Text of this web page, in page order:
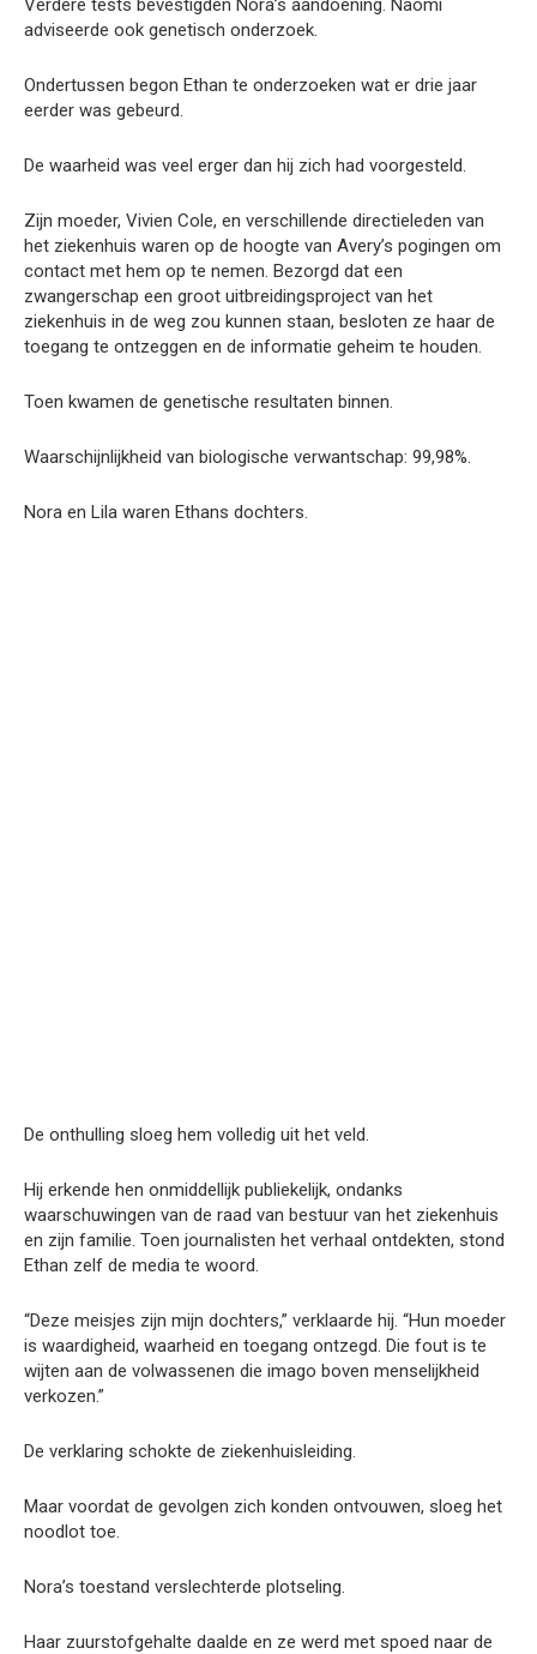
Verdere tests bevestigden Nora’s aandoening. Naomi
adviseerde ook genetisch onderzoek.
Ondertussen begon Ethan te onderzoeken wat er drie jaar
eerder was gebeurd.
De waarheid was veel erger dan hij zich had voorgesteld.
Zijn moeder, Vivien Cole, en verschillende directieleden van
het ziekenhuis waren op de hoogte van Avery’s pogingen om
contact met hem op te nemen. Bezorgd dat een
zwangerschap een groot uitbreidingsproject van het
ziekenhuis in de weg zou kunnen staan, besloten ze haar de
toegang te ontzeggen en de informatie geheim te houden.
Toen kwamen de genetische resultaten binnen.
Waarschijnlijkheid van biologische verwantschap: 99,98%.
Nora en Lila waren Ethans dochters.
De onthulling sloeg hem volledig uit het veld.
Hij erkende hen onmiddellijk publiekelijk, ondanks
waarschuwingen van de raad van bestuur van het ziekenhuis
en zijn familie. Toen journalisten het verhaal ontdekten, stond
Ethan zelf de media te woord.
“Deze meisjes zijn mijn dochters,” verklaarde hij. “Hun moeder
is waardigheid, waarheid en toegang ontzegd. Die fout is te
wijten aan de volwassenen die imago boven menselijkheid
verkozen.”
De verklaring schokte de ziekenhuisleiding.
Maar voordat de gevolgen zich konden ontvouwen, sloeg het
noodlot toe.
Nora’s toestand verslechterde plotseling.
Haar zuurstofgehalte daalde en ze werd met spoed naar de